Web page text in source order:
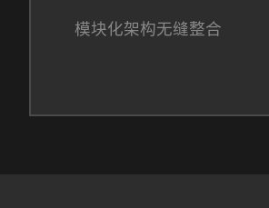
模块化架构无缝整合